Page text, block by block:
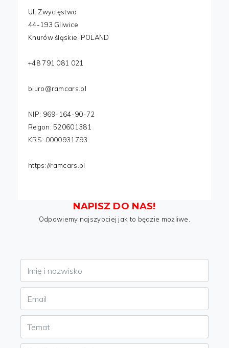
Ul. Zwycięstwa
44-193 Gliwice
Knurów śląskie, POLAND
+48 791 081 021
biuro@ramcars.pl
NIP: 969-164-90-72
Regon: 520601381
KRS: 0000931793
https://ramcars.pl
NAPISZ DO NAS!
Odpowiemy najszybciej jak to będzie możliwe.